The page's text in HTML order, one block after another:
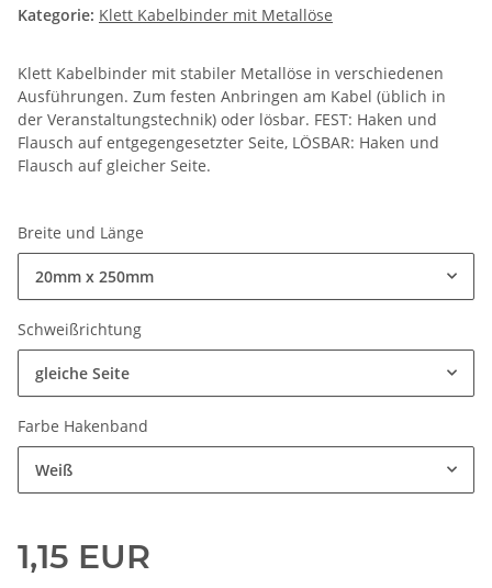
Kategorie: Klett Kabelbinder mit Metallöse
Klett Kabelbinder mit stabiler Metallöse in verschiedenen
Ausführungen. Zum festen Anbringen am Kabel (üblich in
der Veranstaltungstechnik) oder lösbar. FEST: Haken und
Flausch auf entgegengesetzter Seite, LÖSBAR: Haken und
Flausch auf gleicher Seite.
Breite und Länge
20mm x 250mm
Schweißrichtung
gleiche Seite
Farbe Hakenband
Weiß
1,15 EUR